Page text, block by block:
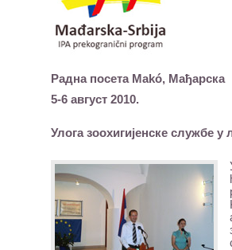
Радна посета Makó, Мађарска
5-6 август 2010.
Улога зоохигијенске службе у